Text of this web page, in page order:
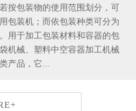
按包装物的使用范围划分，可
包装机；而依包装种类可分为
用于加工包装材料和容器的包
机械、塑料中空容器加工机械
产品，它...